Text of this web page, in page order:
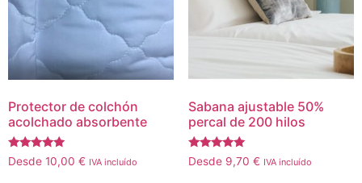
Protector de colchón
acolchado absorbente
Valorado
con
Desde 10,00 € IVA incluído
Sabana ajustable 50%
percal de 200 hilos
Valorado
con
Desde 9,70 € IVA incluído